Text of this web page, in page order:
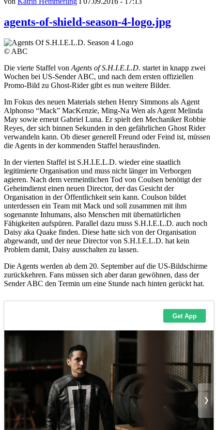
agents-of-shield-season-4-logo.jpg
© ABC
Die vierte Staffel von Agents of S.H.I.E.L.D. startet in knapp zwei
Wochen bei US-Sender ABC, und nach dem ersten offiziellen
Promo-Bild zu Ghost-Rider gibt es nun weitere Bilder.
Im Fokus des neuen Materials stehen Henry Simmons als Agent
Alphonso “Mack” MacKenzie, Ming-Na Wen als Agent Melinda
May sowie erneut Gabriel Luna. Er spielt den Mechaniker Robbie
Reyes, der sich binnen Sekunden in den gefährlichen Ghost Rider
verwandeln kann. Ob dieser generell Freund oder Feind ist, müssen
die Agents in der kommenden Staffel herausfinden.
In der vierten Staffel ist S.H.I.E.L.D. wieder eine staatlich
legitimierte Organisation und muss nicht länger im Verborgen
agieren. Nach dem vermeintlichen Tod von Coulsen benötigt der
Geheimdienst einen neuen Director, der das Gesicht der
Organisation in der Öffentlichkeit sein kann. Coulson bildet
unterdessen ein Team mit Mack und soll zusammen mit ihm
sogenannte Inhumans, also Menschen mit übernatürlichen
Fähigkeiten aufspüren. Parallel dazu muss S.H.I.E.L.D. auch noch
Daisy aka Quake finden. Diese hatte sich von der Organisation
abgewandt, und der neue Director von S.H.I.E.L.D. hat kein
Problem damit, Daisy ausschalten zu lassen.
Die Agents werden ab dem 20. September auf die US-Bildschirme
zurückkehren. Fans müssen sich aber daran gewöhnen, dass der
Sender ABC den Termin um eine Stunde nach hinten gerückt hat.